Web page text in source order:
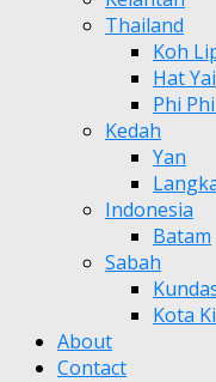
Thailand
Koh
Hat Yai
Phi
Kedah
Yan
Indonesia
Batam
Sabah
Kota
About
Contact